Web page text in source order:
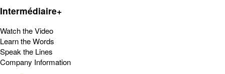
Intermédiaire+
Watch the Video
Learn the Words
Speak the Lines
Company Information